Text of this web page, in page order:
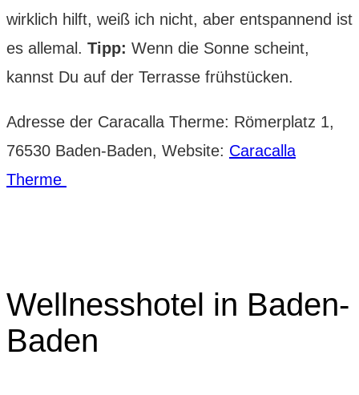
wirklich hilft, weiß ich nicht, aber entspannend ist
es allemal. Tipp: Wenn die Sonne scheint,
kannst Du auf der Terrasse frühstücken.
Adresse der Caracalla Therme: Römerplatz 1,
76530 Baden-Baden, Website: Caracalla
Therme
Wellnesshotel in Baden-
Baden